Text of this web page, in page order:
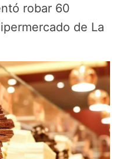
robar 60
de La